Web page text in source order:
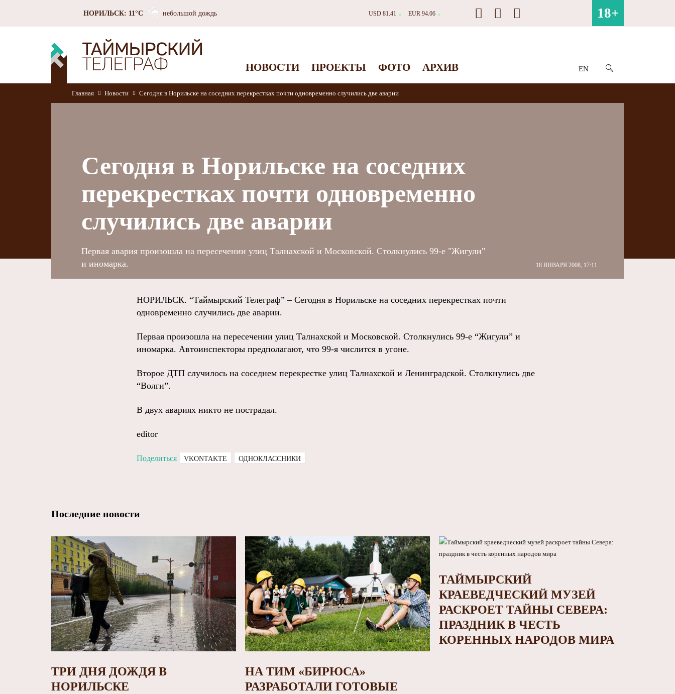
НОРИЛЬСК: 11°C небольшой дождь USD 81.41 ▲ EUR 94.06 ▲ 18+
НОВОСТИ ПРОЕКТЫ ФОТО АРХИВ EN
Главная Новости Сегодня в Норильске на соседних перекрестках почти одновременно случились две аварии
Сегодня в Норильске на соседних
перекрестках почти одновременно
случились две аварии
18 ЯНВАРЯ 2008, 17:11
Первая авария произошла на пересечении улиц Талнахской и Московской. Столкнулись 99-е "Жигули"
и иномарка.
НОРИЛЬСК. “Таймырский Телеграф” – Сегодня в Норильске на соседних перекрестках почти
одновременно случились две аварии.
Первая произошла на пересечении улиц Талнахской и Московской. Столкнулись 99-е “Жигули” и
иномарка. Автоинспекторы предполагают, что 99-я числится в угоне.
Второе ДТП случилось на соседнем перекрестке улиц Талнахской и Ленинградской. Столкнулись две
“Волги”.
В двух авариях никто не пострадал.
editor
Поделиться VKONTAKTE ОДНОКЛАССНИКИ
Последние новости
ТРИ ДНЯ ДОЖДЯ В
НОРИЛЬСКЕ
НА ТИМ «БИРЮСА»
РАЗРАБОТАЛИ ГОТОВЫЕ
ТАЙМЫРСКИЙ
КРАЕВЕДЧЕСКИЙ МУЗЕЙ
РАСКРОЕТ ТАЙНЫ СЕВЕРА:
ПРАЗДНИК В ЧЕСТЬ
КОРЕННЫХ НАРОДОВ МИРА